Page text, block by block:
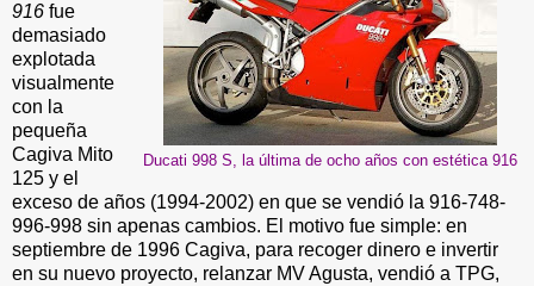
Ducati 998 S, la última de ocho años con estética 916
916 fue
demasiado
explotada
visualmente
con la
pequeña
Cagiva Mito
125 y el
exceso de años (1994-2002) en que se vendió la 916-748-
996-998 sin apenas cambios. El motivo fue simple: en
septiembre de 1996 Cagiva, para recoger dinero e invertir
en su nuevo proyecto, relanzar MV Agusta, vendió a TPG,